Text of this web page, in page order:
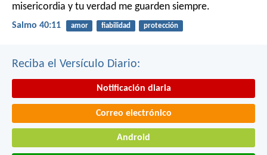
misericordia y tu verdad me guarden siempre.
Salmo 40:11 amor fiabilidad protección
Reciba el Versículo Diario:
Notificación diaria
Correo electrónico
Android